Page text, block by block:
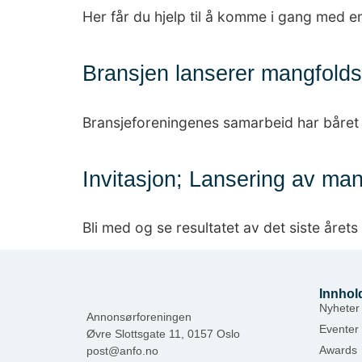
Her får du hjelp til å komme i gang med
Bransjen lanserer
Bransjeforeningenes samarbeid har
Invitasjon; Lansering av
Bli med og se resultatet av det siste
Annonsørforeningen
Øvre Slottsgate 11, 0157 Oslo
post@anfo.no
Nyheter
Eventer
Awards